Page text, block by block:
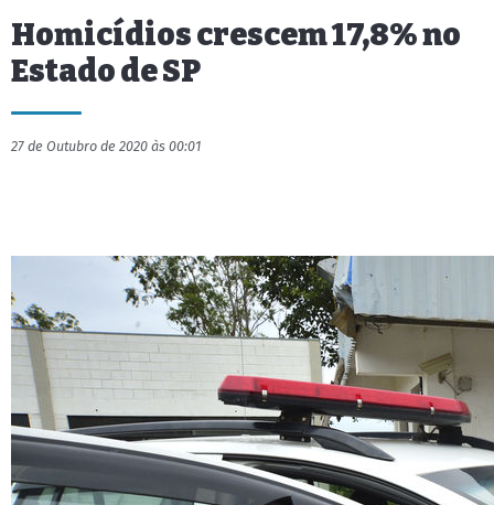
Homicídios crescem 17,8% no
Estado de SP
27 de Outubro de 2020 às 00:01